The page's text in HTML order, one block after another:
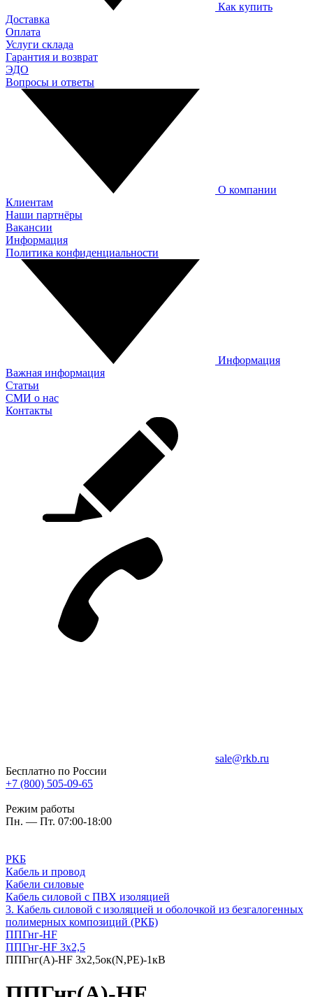
Как купить
Доставка
Оплата
Услуги склада
Гарантия и возврат
ЭДО
Вопросы и ответы
О компании
Клиентам
Наши партнёры
Вакансии
Информация
Политика конфиденциальности
Информация
Важная информация
Статьи
СМИ о нас
Контакты
sale@rkb.ru
Бесплатно по России
+7 (800) 505-09-65
Режим работы
Пн. — Пт. 07:00-18:00
РКБ
Кабель и провод
Кабели силовые
Кабель силовой с ПВХ изоляцией
3. Кабель силовой с изоляцией и оболочкой из безгалогенных
полимерных композиций (РКБ)
ППГнг-HF
ППГнг-HF 3х2,5
ППГнг(А)-HF 3х2,5ок(N,PE)-1кВ